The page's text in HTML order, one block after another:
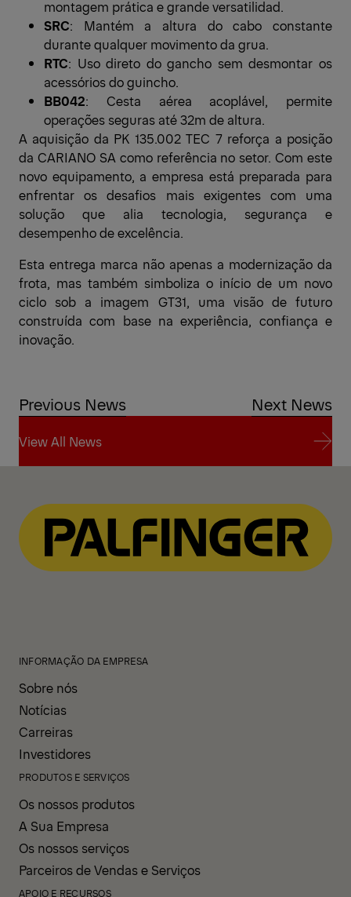
montagem prática e grande versatilidad.
SRC: Mantém a altura do cabo constante
durante qualquer movimento da grua.
RTC: Uso direto do gancho sem desmontar os
acessórios do guincho.
BB042: Cesta aérea acoplável, permite
operações seguras até 32m de altura.
A aquisição da PK 135.002 TEC 7 reforça a posição
da CARIANO SA como referência no setor. Com este
novo equipamento, a empresa está preparada para
enfrentar os desafios mais exigentes com uma
solução que alia tecnologia, segurança e
desempenho de excelência.
Esta entrega marca não apenas a modernização da
frota, mas também simboliza o início de um novo
ciclo sob a imagem GT31, uma visão de futuro
construída com base na experiência, confiança e
inovação.
Previous News Next News
View All News
INFORMAÇÃO DA EMPRESA
Sobre nós
Notícias
Carreiras
Investidores
PRODUTOS E SERVIÇOS
Os nossos produtos
A Sua Empresa
Os nossos serviços
Parceiros de Vendas e Serviços
APOIO E RECURSOS